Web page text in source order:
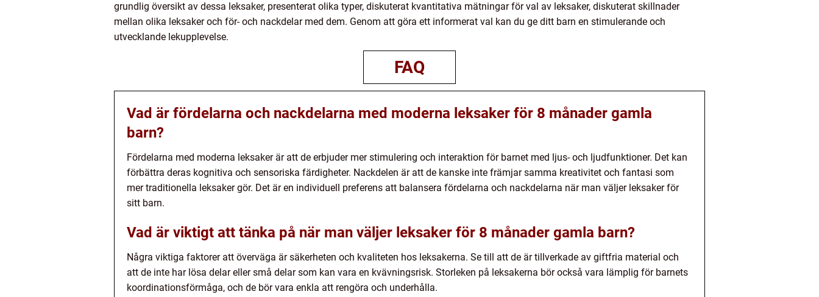
grundlig översikt av dessa leksaker, presenterat olika typer, diskuterat kvantitativa mätningar för val av leksaker, diskuterat skillnader
mellan olika leksaker och för- och nackdelar med dem. Genom att göra ett informerat val kan du ge ditt barn en stimulerande och
utvecklande lekupplevelse.
FAQ
Vad är fördelarna och nackdelarna med moderna leksaker för 8 månader gamla
barn?
Fördelarna med moderna leksaker är att de erbjuder mer stimulering och interaktion för barnet med ljus- och ljudfunktioner. Det kan
förbättra deras kognitiva och sensoriska färdigheter. Nackdelen är att de kanske inte främjar samma kreativitet och fantasi som
mer traditionella leksaker gör. Det är en individuell preferens att balansera fördelarna och nackdelarna när man väljer leksaker för
sitt barn.
Vad är viktigt att tänka på när man väljer leksaker för 8 månader gamla barn?
Några viktiga faktorer att överväga är säkerheten och kvaliteten hos leksakerna. Se till att de är tillverkade av giftfria material och
att de inte har lösa delar eller små delar som kan vara en kvävningsrisk. Storleken på leksakerna bör också vara lämplig för barnets
koordinationsförmåga, och de bör vara enkla att rengöra och underhålla.